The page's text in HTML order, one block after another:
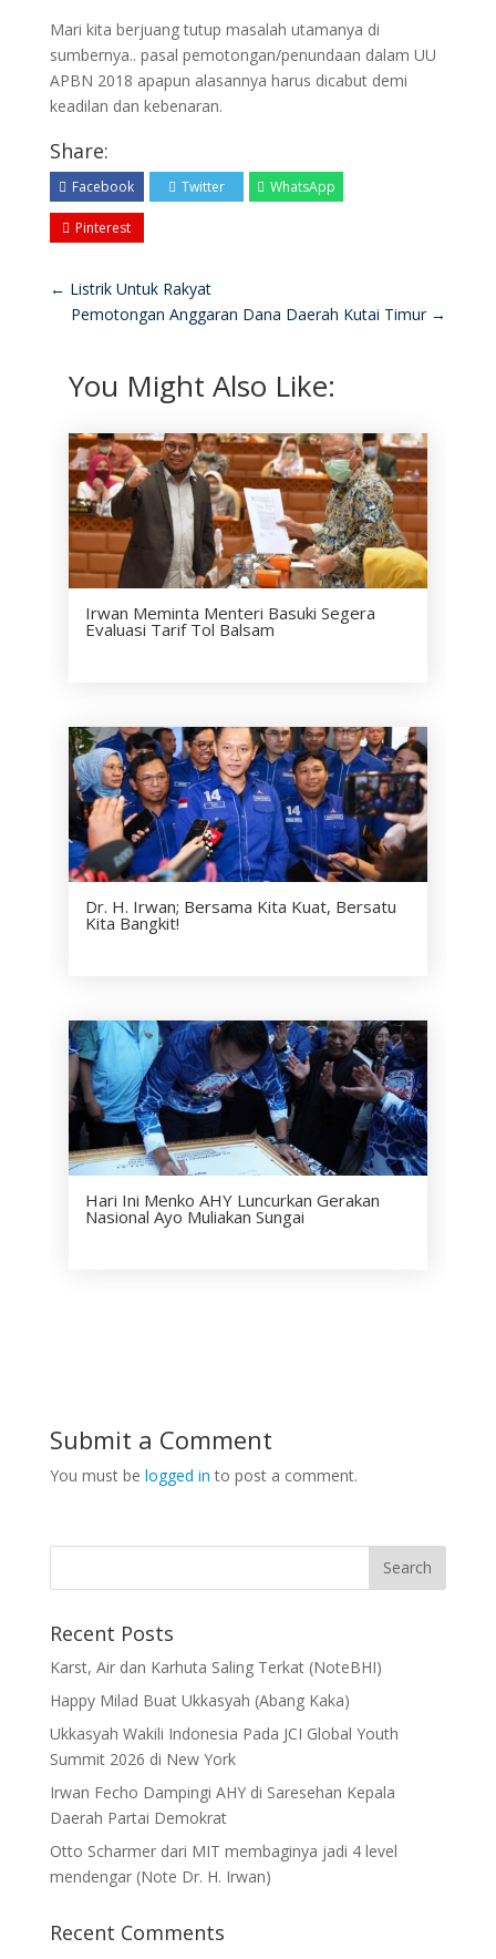
Mari kita berjuang tutup masalah utamanya di
sumbernya.. pasal pemotongan/penundaan dalam UU
APBN 2018 apapun alasannya harus dicabut demi
keadilan dan kebenaran.
Share:
Facebook Twitter WhatsApp
Pinterest
← Listrik Untuk Rakyat
Pemotongan Anggaran Dana Daerah Kutai Timur →
You Might Also Like:
Irwan Meminta Menteri Basuki Segera
Evaluasi Tarif Tol Balsam
Dr. H. Irwan; Bersama Kita Kuat, Bersatu
Kita Bangkit!
Hari Ini Menko AHY Luncurkan Gerakan
Nasional Ayo Muliakan Sungai
Submit a Comment
You must be logged in to post a comment.
Recent Posts
Karst, Air dan Karhuta Saling Terkat (NoteBHI)
Happy Milad Buat Ukkasyah (Abang Kaka)
Ukkasyah Wakili Indonesia Pada JCI Global Youth
Summit 2026 di New York
Irwan Fecho Dampingi AHY di Saresehan Kepala
Daerah Partai Demokrat
Otto Scharmer dari MIT membaginya jadi 4 level
mendengar (Note Dr. H. Irwan)
Recent Comments